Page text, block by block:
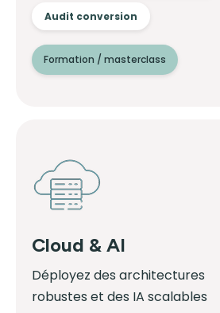
Audit conversion
Formation / masterclass
Cloud & AI
Déployez des architectures
robustes et des IA scalables